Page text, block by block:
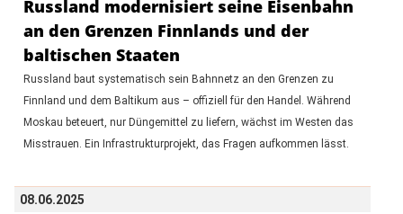
Russland modernisiert seine Eisenbahn
an den Grenzen Finnlands und der
baltischen Staaten
Russland baut systematisch sein Bahnnetz an den Grenzen zu
Finnland und dem Baltikum aus – offiziell für den Handel. Während
Moskau beteuert, nur Düngemittel zu liefern, wächst im Westen das
Misstrauen. Ein Infrastrukturprojekt, das Fragen aufkommen lässt.
08.06.2025